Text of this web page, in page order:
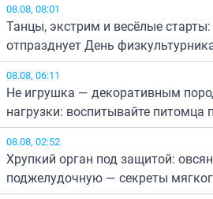
08.08, 08:01
Танцы, экстрим и весёлые
отпразднует День
08.08, 06:11
Не игрушка — декоративным
нагрузки: воспитывайте питомца
08.08, 02:52
Хрупкий орган под защитой:
поджелудочную — секреты